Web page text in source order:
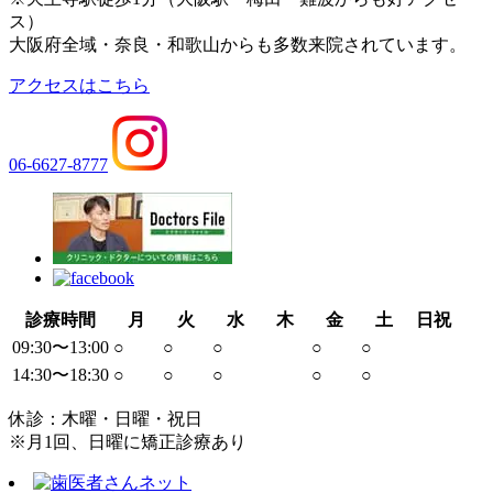
ス）
大阪府全域・奈良・和歌山からも多数来院されています。
アクセスはこちら
06-6627-8777
診療時間 月 火 水 木 金 土
日祝
09:30〜13:00 ○ ○ ○ ○
○
14:30〜18:30 ○ ○ ○ ○ ○
休診：木曜・日曜・祝日
※月1回、日曜に矯正診療あり